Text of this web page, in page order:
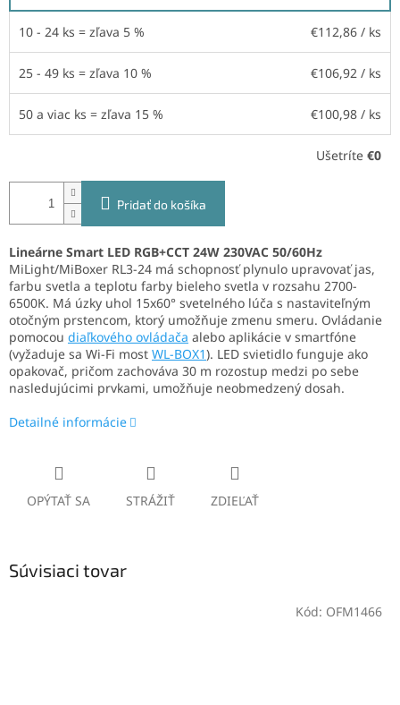
10 - 24 ks = zľava 5 % €112,86 / ks
25 - 49 ks = zľava 10 % €106,92 / ks
50 a viac ks = zľava 15 % €100,98 / ks
Ušetríte €0
Pridať do košíka
Lineárne Smart LED RGB+CCT 24W 230VAC 50/60Hz
MiLight/MiBoxer RL3-24 má schopnosť plynulo upravovať jas,
farbu svetla a teplotu farby bieleho svetla v rozsahu 2700-
6500K. Má úzky uhol 15x60° svetelného lúča s nastaviteľným
otočným prstencom, ktorý umožňuje zmenu smeru. Ovládanie
pomocou diaľkového ovládača alebo aplikácie v smartfóne
(vyžaduje sa Wi-Fi most WL-BOX1). LED svietidlo funguje ako
opakovač, pričom zachováva 30 m rozostup medzi po sebe
nasledujúcimi prvkami, umožňuje neobmedzený dosah.
Detailné informácie
OPÝTAŤ SA STRÁŽIŤ ZDIEĽAŤ
Súvisiaci tovar
Kód: OFM1466